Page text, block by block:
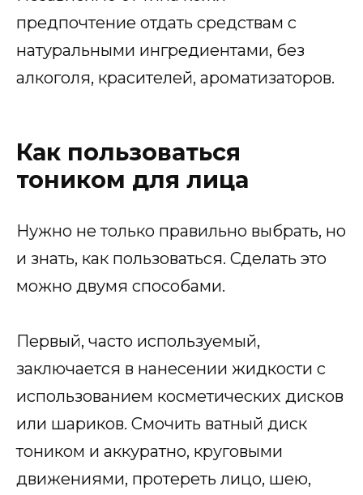
предпочтение отдать средствам с
натуральными ингредиентами, без
алкоголя, красителей, ароматизаторов.
Как пользоваться
тоником для лица
Нужно не только правильно выбрать, но
и знать, как пользоваться. Сделать это
можно двумя способами.
Первый, часто используемый,
заключается в нанесении жидкости с
использованием косметических дисков
или шариков. Смочить ватный диск
тоником и аккуратно, круговыми
движениями, протереть лицо, шею,